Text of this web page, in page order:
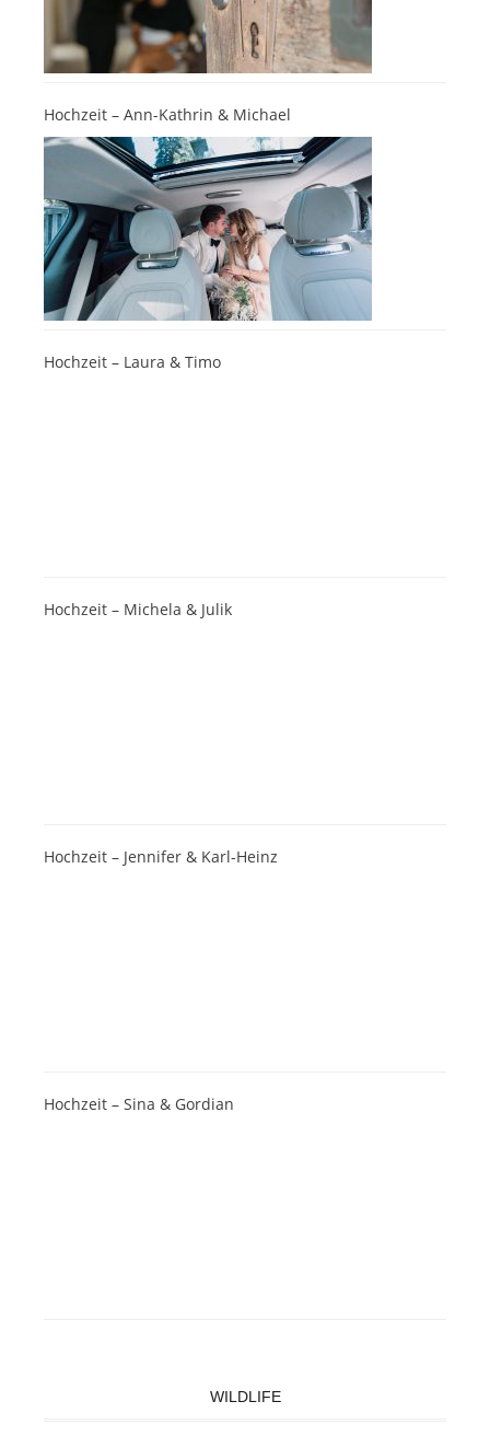
Hochzeit – Ann-Kathrin & Michael
Hochzeit – Laura & Timo
Hochzeit – Michela & Julik
Hochzeit – Jennifer & Karl-Heinz
Hochzeit – Sina & Gordian
WILDLIFE